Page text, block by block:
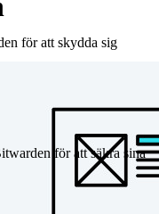
för att skydda sig
för att säkra sina